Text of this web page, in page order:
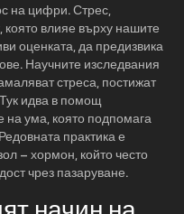
на цифри.Стрес,
влияе върху нашите
оценката, да предизвика
Научните изследвания
стреса, постижат
идва в помощ
на ума, която подпомага
практика е
– хормон, който често
чрез пазаруване.